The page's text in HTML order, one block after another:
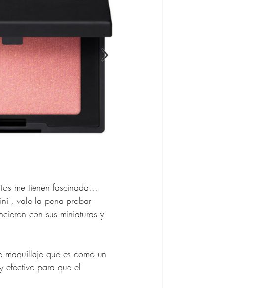
me tienen fascinada...
vale la pena probar
con sus miniaturas y
maquillaje que es como un
efectivo para que el